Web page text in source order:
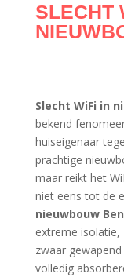
SLECHT
Slecht WiFi in
bekend
huiseigenaar
prachtige
maar reikt het
niet eens tot de
nieuwbouw
extreme isolatie,
zwaar
volledig